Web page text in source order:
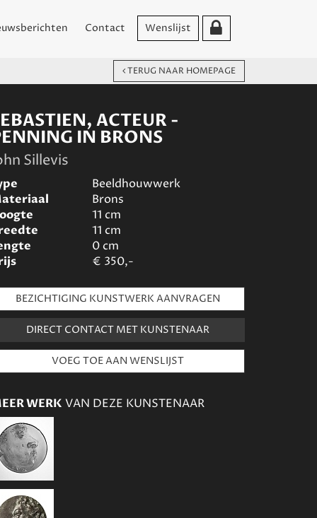
Contact Wenslijst
TERUG NAAR HOMEPAGE
ACTEUR -
IN BRONS
Sillevis
Beeldhouwwerk
Brons
11 cm
11 cm
0cm
€ 350,-
BEZICHTIGING KUNSTWERK AANVRAGEN
DIRECT CONTACT MET KUNSTENAAR
WERK VAN DEZE KUNSTENAAR